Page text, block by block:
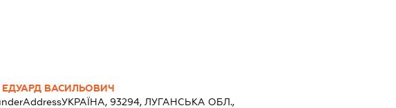
ВАСИЛЬОВИЧ
УКРАЇНА, 93294, ЛУГАНСЬКА ОБЛ.,